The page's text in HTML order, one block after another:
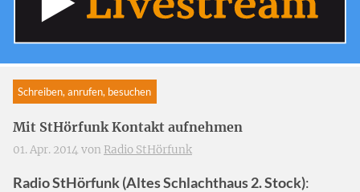
Schreiben, anrufen, besuchen
Mit StHörfunk Kontakt aufnehmen
01. Apr. 2014 von Radio StHörfunk
Radio StHörfunk (Altes Schlachthaus 2. Stock):